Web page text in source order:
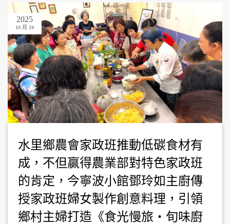
2025
10 月 24
水里鄉農會家政班推動低碳食材有
成，不但贏得農業部對特色家政班
的肯定，今寧波小館鄧玲如主廚傳
授家政班婦女製作創意料理，引領
鄉村主婦打造《食光慢旅・旬味廚